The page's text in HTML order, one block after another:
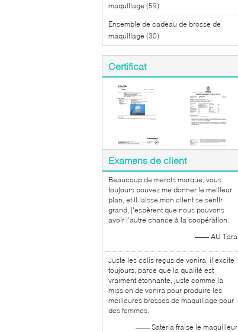
maquillage (59)
Ensemble de cadeau de brosse de
maquillage (30)
Certificat
Examens de client
Beaucoup de mercis marque, vous
toujours pouvez me donner le meilleur
plan, et il laisse mon client se sentir
grand, j'espèrent que nous pouvons
avoir l'autre chance à la coopération.
—— AU Tara
Juste les colis reçus de vonira, il excite
toujours, parce que la qualité est
vraiment étonnante, juste comme la
mission de vonira pour produire les
meilleures brosses de maquillage pour
des femmes.
—— Sateria fraise le maquilleur